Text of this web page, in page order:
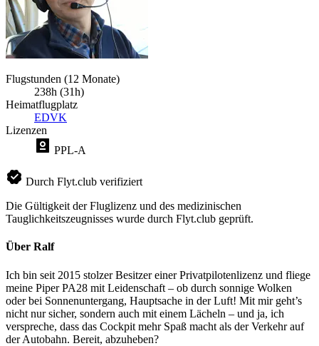
Flugstunden (12 Monate)
238h (31h)
Heimatflugplatz
EDVK
Lizenzen
PPL-A
Durch Flyt.club verifiziert
Die Gültigkeit der Fluglizenz und des medizinischen
Tauglichkeitszeugnisses wurde durch Flyt.club geprüft.
Über Ralf
Ich bin seit 2015 stolzer Besitzer einer Privatpilotenlizenz und fliege
meine Piper PA28 mit Leidenschaft – ob durch sonnige Wolken
oder bei Sonnenuntergang, Hauptsache in der Luft! Mit mir geht’s
nicht nur sicher, sondern auch mit einem Lächeln – und ja, ich
verspreche, dass das Cockpit mehr Spaß macht als der Verkehr auf
der Autobahn. Bereit, abzuheben?